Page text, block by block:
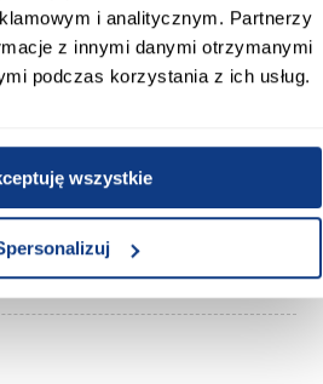
i analitycznym. Partnerzy
z innymi danymi otrzymanymi
podczas korzystania z ich usług.
wszystkie